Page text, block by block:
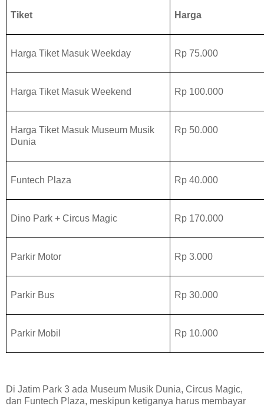
Tiket Harga
Harga Tiket Masuk Weekday Rp 75.000
Harga Tiket Masuk Weekend Rp 100.000
Harga Tiket Masuk Museum Musik
Dunia
Rp 50.000
Funtech Plaza Rp 40.000
Dino Park + Circus Magic Rp 170.000
Parkir Motor Rp 3.000
Parkir Bus Rp 30.000
Parkir Mobil Rp 10.000
Di Jatim Park 3 ada Museum Musik Dunia, Circus Magic,
dan Funtech Plaza, meskipun ketiganya harus membayar